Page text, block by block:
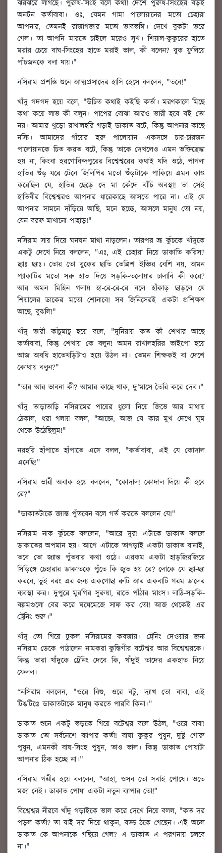
ঝরঝরে লাগছে। পুরুষ-সিংহ বলে কথা! দেশে পুরুষ-সিংহের বড়ই
অনটন কর্তাবাবা। ওঃ, যেমন গামা পালোয়ানের মতো চেহারা
আপনার, তেমনই রাজাগজার মতো ভাবভঙ্গি। দেখে বুকটা ভরে
গেল। তা আপনি মারতে চাইলে মরেও সুখ। শিয়াল-কুকুরের হাতে
মরার চেয়ে বাঘ-সিংহের হাতে মরাই ভাল, কী বলেন? বুক ফুলিয়ে
পাঁচজনকে বলা যায়।"
নসিরাম প্রশস্তি শুনে আত্মপ্রসাদের হাসি হেসে বললেন, "তবে!"
খাঁদু গদগদ হয়ে বলে, "উচিত কথাই কইছি কর্তা। মরণকালে মিছে
কথা কয়ে লাভ কী বলুন। পাপের বোঝা আরও ভারী হবে বই তো
নয়। আমার খুড়ো রাখালহরি গড়াই ডাকাত বটে, কিন্তু আপনার কাছে
নস্যি। আমাদের গাঁয়ের হরু পালোয়ান একসঙ্গে চার-চারজন
পালোয়ানকে চিত করত বটে, কিন্তু তাকে দেখলেও এমন ভক্তিছেদ্ধা
হয় না, কিংবা হরগোবিন্দপুরের বিশ্বেশ্বরের কথাই যদি ওঠে, পাগলা
হাতির শুঁড় ধরে টেনে জিলিপির মতো শুঁড়টাকে পাকিয়ে এমন কাণ্ড
করেছিল যে, হাতির ছেড়ে দে মা কেঁদে বাঁচি অবস্থা! তা সেই
হাতিবীর বিশ্বেশ্বরও আপনার ধারেকাছে আসতে পারে না। এই যে
আপনার সামনে দাঁড়িয়ে আছি, মনে হচ্ছে, আসলে মানুষ তো নয়,
যেন বরফ-মাখানো পাহাড়!"
নসিরাম সায় দিয়ে ঘনঘন মাথা নাড়লেন। তারপর ভ্রূ কুঁচকে খাঁদুকে
একটু দেখে নিয়ে বললেন, "এঃ, এই চেহারা নিয়ে ডাকাতি করিস?
ছ্যাঃ ছ্যাঃ। তোর তো বুকের ছাতি তেত্রিশ ইঞ্চির বেশি নয়, অমন
প্যাকাটির মতো সরু হাত দিয়ে সড়কি-তলোয়ার চালাবি কী করে?
আর অমন মিহিন গলায় হা-রে-রে-রে বলে হাঁকাড় ছাড়লে যে
শিয়ালের ডাকের মতো শোনাবে! সব জিনিসেরই একটা প্রশিক্ষণ
আছে, বুঝলি!"
খাঁদু ভারী কাঁচুমাচু হয়ে বলে, "দুনিয়ায় কত কী শেখার আছে
কর্তাবাবা, কিন্তু শেখায় কে বলুন! অমন রাখালহরির ভাইপো হয়ে
আজ অবধি হাতেখড়িটাও হয়ে উঠল না। তেমন শিক্ষকই বা দেশে
কোথায় বলুন?"
"তার আর ভাবনা কী? আমার কাছে থাক, দু'মাসে তৈরি করে দেব।"
খাঁদু তাড়াতাড়ি নসিরামের পায়ের ধুলো নিয়ে জিভে আর মাথায়
ঠেকাল, ধরা গলায় বলল, "আজ্ঞে, আজ যে কার মুখ দেখে ঘুম
থেকে উঠেছিলুম!"
নরহরি হাঁপাতে হাঁপাতে এসে বলল, "কর্তাবাবা, এই যে কোদাল
এনেছি!"
নসিরাম ভারী অবাক হয়ে বললেন, "কোদাল! কোদাল দিয়ে কী হবে
রে?"
"ডাকাতটাকে জ্যান্ত পুঁতবেন বলে গর্ত করতে বললেন যে!"
নসিরাম নাক কুঁচকে বললেন, "আরে দুর! এটাকে ডাকাত বললে
ডাকাতের অপমান হয়। আগে এটাকে তাগড়াই একটা ডাকাত বানাই,
তবে তো জ্যান্ত পুঁতবার কথা ওঠে। এরকম একটা হাড়জিরজিরে
সিড়িঙ্গে চেহারার ডাকাতকে পুঁতে কি জুত হয় রে? লোকে যে ছ্যা-ছ্যা
করবে, তুই বরং এর জন্য একগোছা রুটি আর একবাটি গরম ডালের
ব্যবস্থা কর। দুপুরে মুরগির সুরুয়া, রাতে পাঁঠার মাংস। লাঠি-সড়কি-
বল্লমগুলো বের করে ঘষেমেজে সাফ কর তো! আজ থেকেই এর
ট্রেনিং শুরু।"
খাঁদু তো গিয়ে ঢুকল নসিরামের কবজায়। ট্রেনিং দেওয়ার জন্য
নসিরাম ডেকে পাঠালেন নামকরা কুস্তিগীর বটেশ্বর আর বিশ্বেশ্বরকে।
কিন্তু তারা খাঁদুকে ট্রেনিং দেবে কি, খাঁদুই তাদের একহাত নিয়ে
ফেলল।
“নসিরাম বললেন, "ওরে বিশু, ওরে বটু, দ্যাখ তো বাবা, এই
টিঙটিঙে ডাকাতটাকে মানুষ করতে পারবি কিনা।"
ডাকাত শুনে একটু ভড়কে গিয়ে বটেশ্বর বলে উঠল, "ওরে বাবা!
ডাকাত তো সর্বনেশে ব্যাপার কর্তা! বাঘা কুকুর পুষুন, দুষ্টু গোরু
পুষুন, এমনকী বাঘ-সিংহ পুষুন, তাও ভাল। কিন্তু ডাকাত পোষাটা
আপনার ঠিক হচ্ছে না।"
নসিরাম গম্ভীর হয়ে বললেন, "আহা, ওসব তো সবাই পোষে। ওতে
মজা নেই। ডাকাত পোষা একটা নতুন ব্যাপার তো!"
বিশ্বেশ্বর নীরবে খাঁদু গড়াইকে ভাল করে দেখে নিয়ে বলল, "কত দর
পড়ল কর্তা? তা যাই দর দিয়ে থাকুন, বড্ড ঠকে গেছেন। এই অচল
ডাকাত কে আপনাকে গছিয়ে গেল? এ ডাকাত এ পরগনায় চলবে
না।"